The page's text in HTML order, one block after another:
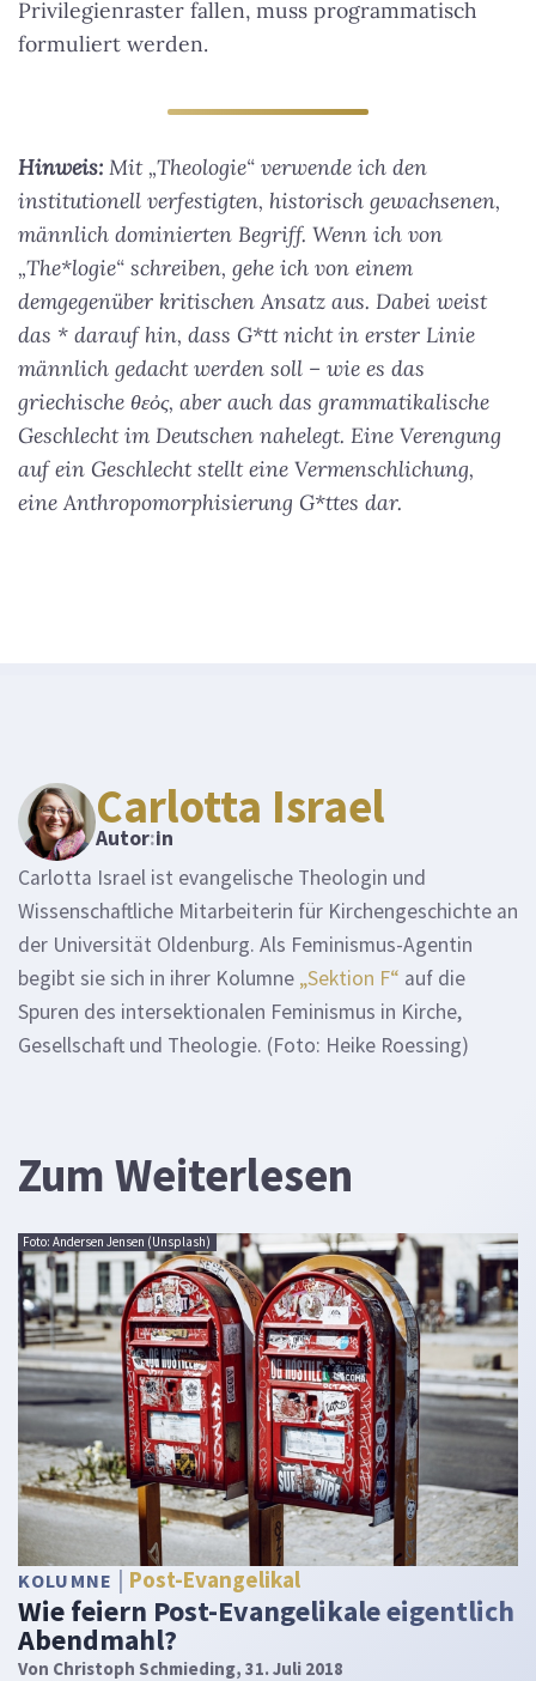
Privilegienraster fallen, muss programmatisch
formuliert werden.
Hinweis: Mit „Theologie“ verwende ich den
institutionell verfestigten, historisch gewachsenen,
männlich dominierten Begriff. Wenn ich von
„The*logie“ schreiben, gehe ich von einem
demgegenüber kritischen Ansatz aus. Dabei weist
das * darauf hin, dass G*tt nicht in erster Linie
männlich gedacht werden soll – wie es das
griechische θεὀς, aber auch das grammatikalische
Geschlecht im Deutschen nahelegt. Eine Verengung
auf ein Geschlecht stellt eine Vermenschlichung,
eine Anthropomorphisierung G*ttes dar.
Carlotta Israel
Autor:in
Carlotta Israel ist evangelische Theologin und
Wissenschaftliche Mitarbeiterin für Kirchengeschichte an
der Universität Oldenburg. Als Feminismus-Agentin
begibt sie sich in ihrer Kolumne „Sektion F“ auf die
Spuren des intersektionalen Feminismus in Kirche,
Gesellschaft und Theologie. (Foto: Heike Roessing)
Zum Weiterlesen
Foto: Andersen Jensen (Unsplash)
KOLUMNE Post-Evangelikal
Wie feiern Post-Evangelikale eigentlich
Abendmahl?
Von Christoph Schmieding, 31. Juli 2018